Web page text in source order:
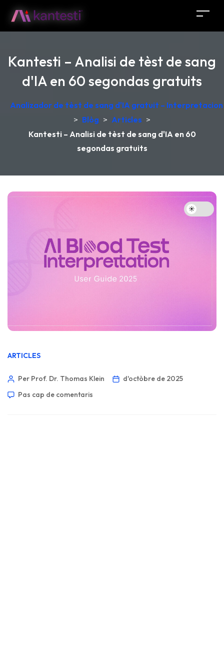
Kantesti – Analisi de tèst de sang
d'IA en 60 segondas gratuits
Analizador de tèst de sang d'IA gratuit –
> Blòg > Articles >
Kantesti – Analisi de tèst de sang d'IA en 60
segondas gratuits
ARTICLES
Per Prof. Dr. Thomas Klein
d'octòbre de 2025
Pas cap de comentaris